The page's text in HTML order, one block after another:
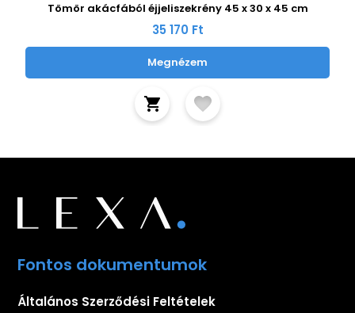
Tömör akácfából éjjeliszekrény 45 x 30 x 45 cm
35 170 Ft
Megnézem
Fontos dokumentumok
Általános Szerződési Feltételek